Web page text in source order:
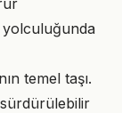
temel taşı.